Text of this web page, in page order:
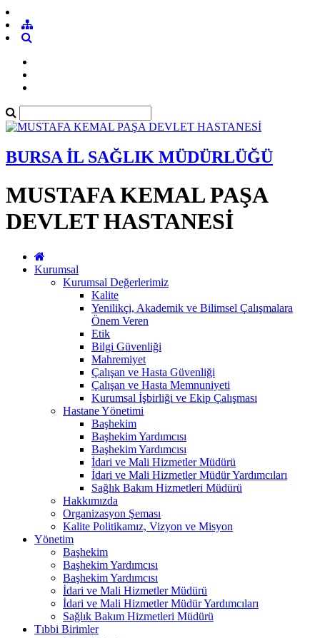
BURSA İL SAĞLIK MÜDÜRLÜĞÜ
MUSTAFA KEMAL PAŞA
DEVLET HASTANESİ
Kurumsal
Kurumsal Değerlerimiz
Kalite
Yenilikçi, Akademik ve Bilimsel Çalışmalara
Önem Veren
Etik
Bilgi Güvenliği
Mahremiyet
Çalışan ve Hasta Güvenliği
Çalışan ve Hasta Memnuniyeti
Kurumsal İşbirliği ve Ekip Çalışması
Hastane Yönetimi
Başhekim
Başhekim Yardımcısı
Başhekim Yardımcısı
İdari ve Mali Hizmetler Müdürü
İdari ve Mali Hizmetler Müdür Yardımcıları
Sağlık Bakım Hizmetleri Müdürü
Hakkımızda
Organizasyon Şeması
Kalite Politikamız, Vizyon ve Misyon
Yönetim
Başhekim
Başhekim Yardımcısı
Başhekim Yardımcısı
İdari ve Mali Hizmetler Müdürü
İdari ve Mali Hizmetler Müdür Yardımcıları
Sağlık Bakım Hizmetleri Müdürü
Tıbbi Birimler